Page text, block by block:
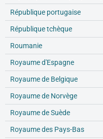
République portugaise
République tchèque
Roumanie
Royaume d'Espagne
Royaume de Belgique
Royaume de Norvège
Royaume de Suède
Royaume des Pays-Bas